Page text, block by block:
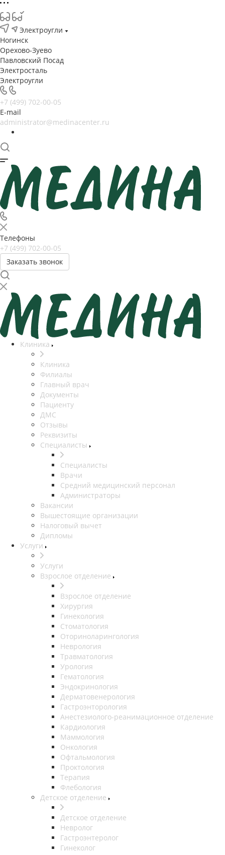
Электроугли
Ногинск
Орехово-Зуево
Павловский Посад
Электросталь
Электроугли
+7 (499) 702-00-05
E-mail
administrator@medinacenter.ru
Телефоны
+7 (499) 702-00-05
Заказать звонок
Клиника
Клиника
Филиалы
Главный врач
Документы
Пациенту
ДМС
Отзывы
Реквизиты
Специалисты
Специалисты
Врачи
Средний медицинский персонал
Администраторы
Вакансии
Вышестоящие организации
Налоговый вычет
Дипломы
Услуги
Услуги
Взрослое отделение
Взрослое отделение
Хирургия
Гинекология
Стоматология
Оториноларингология
Неврология
Травматология
Урология
Гематология
Эндокринология
Дерматовенерология
Гастроэнторология
Анестезиолого-реанимационное отделение
Кардиология
Маммология
Онкология
Офтальмология
Проктология
Терапия
Флебология
Детское отделение
Детское отделение
Невролог
Гастроэнтеролог
Гинеколог